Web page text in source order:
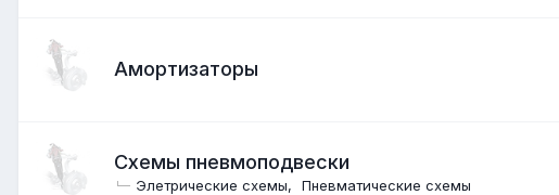
Амортизаторы
Схемы пневмоподвески
Элетрические схемы Пневматические схемы